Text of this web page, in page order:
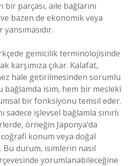
parçası, aile bağlarını
bazen de ekonomik veya
gemicilik terminolojisinde
karşımıza çıkar. Kalafat,
hale getirilmesinden sorumlu
bağlamda isim, hem bir meslekî
bir fonksiyonu temsil eder.
sadece işlevsel bağlamla sınırlı
örneğin Japonya’da
konum veya doğal
durum, isimlerin nasıl
yorumlanabileceğine